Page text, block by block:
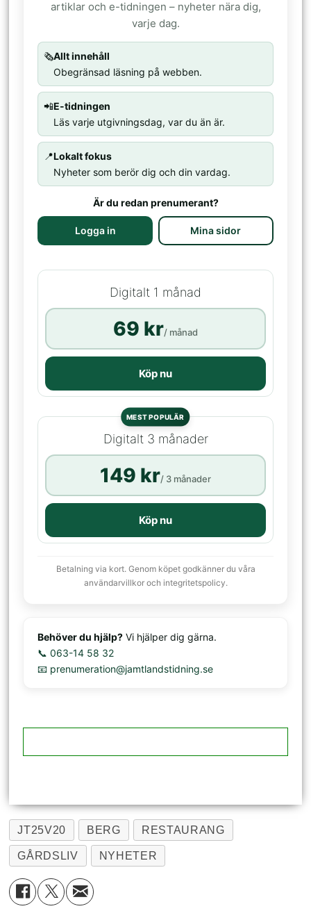
artiklar och e-tidningen – nyheter nära dig,
varje dag.
🗞️Allt innehåll
Obegränsad läsning på webben.
📲E-tidningen
Läs varje utgivningsdag, var du än är.
📍Lokalt fokus
Nyheter som berör dig och din vardag.
Är du redan prenumerant?
Logga in Mina sidor
Digitalt 1 månad
69 kr/ månad
Köp nu
MEST POPULÄR
Digitalt 3 månader
149 kr/ 3 månader
Köp nu
Betalning via kort. Genom köpet godkänner du våra
användarvillkor och integritetspolicy.
Behöver du hjälp? Vi hjälper dig gärna.
📞 063-14 58 32
📧 prenumeration@jamtlandstidning.se
JT25V20 BERG RESTAURANG
GÅRDSLIV NYHETER